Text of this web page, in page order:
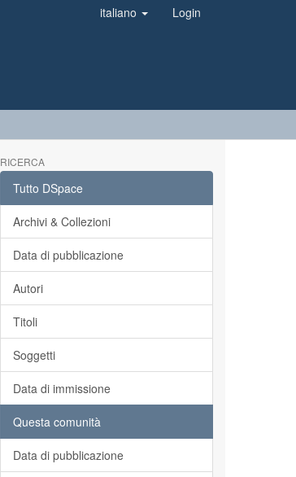
italiano Login
RICERCA
Tutto DSpace
Archivi & Collezioni
Data di pubblicazione
Autori
Titoli
Soggetti
Data di immissione
Questa comunità
Data di pubblicazione